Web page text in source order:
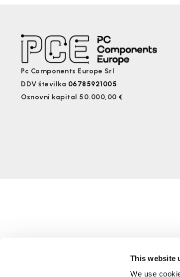
This website
We use
Pc Components Europe Srl
DDV številka 06785921005
Osnovni kapital 50.000,00 €